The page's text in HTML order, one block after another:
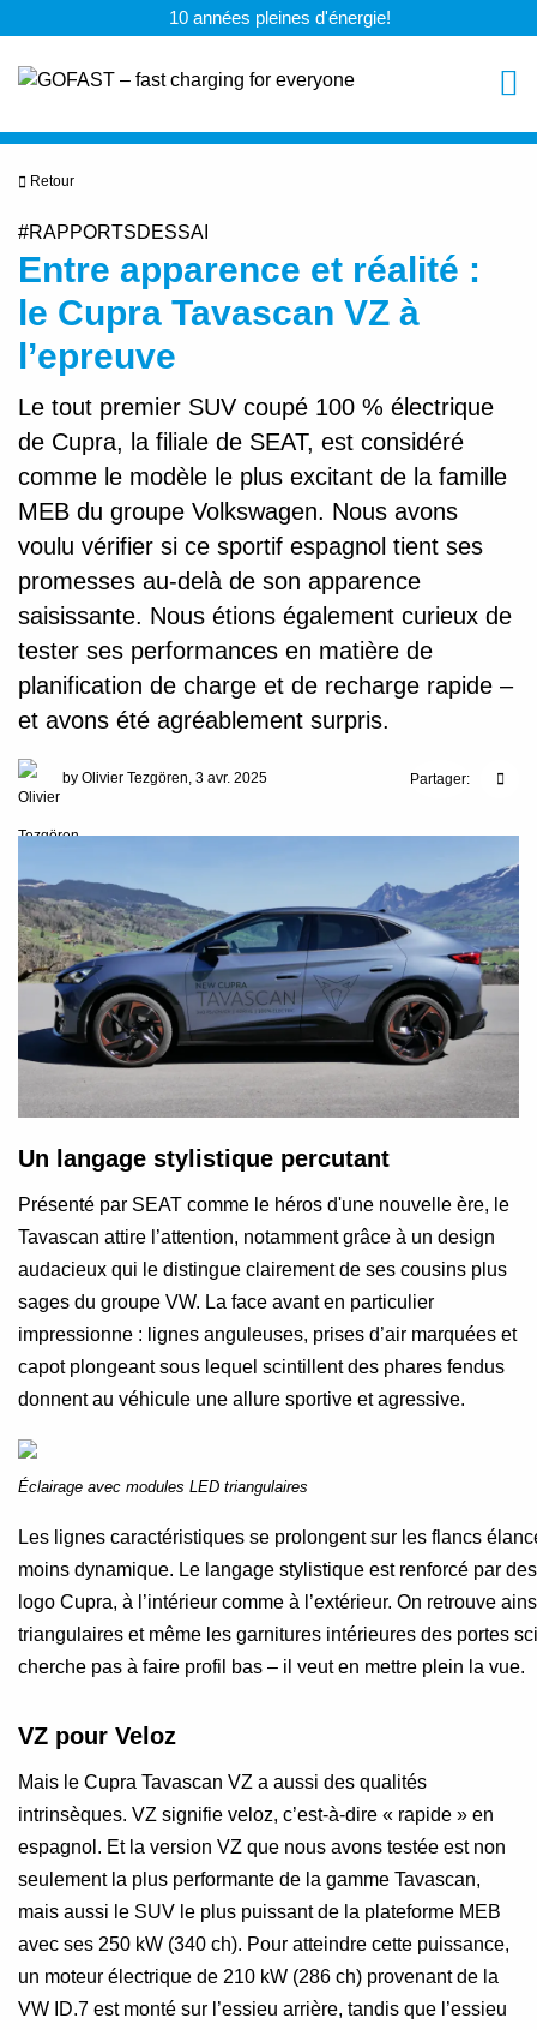
10 années pleines d'énergie!
Retour
#RAPPORTSDESSAI
Entre apparence et réalité :
le Cupra Tavascan VZ à
l’epreuve
Le tout premier SUV coupé 100 % électrique
de Cupra, la filiale de SEAT, est considéré
comme le modèle le plus excitant de la famille
MEB du groupe Volkswagen. Nous avons
voulu vérifier si ce sportif espagnol tient ses
promesses au-delà de son apparence
saisissante. Nous étions également curieux de
tester ses performances en matière de
planification de charge et de recharge rapide –
et avons été agréablement surpris.
by Olivier Tezgören, 3 avr. 2025 Partager:
Un langage stylistique percutant
Présenté par SEAT comme le héros d'une nouvelle ère, le
Tavascan attire l’attention, notamment grâce à un design
audacieux qui le distingue clairement de ses cousins plus
sages du groupe VW. La face avant en particulier
impressionne : lignes anguleuses, prises d’air marquées et
capot plongeant sous lequel scintillent des phares fendus
donnent au véhicule une allure sportive et agressive.
Éclairage avec modules LED triangulaires
Les lignes caractéristiques se prolongent sur les flancs
moins dynamique. Le langage stylistique est renforcé par
logo Cupra, à l’intérieur comme à l’extérieur. On retrouve
triangulaires et même les garnitures intérieures des portes
cherche pas à faire profil bas – il veut en mettre plein la vue.
VZ pour Veloz
Mais le Cupra Tavascan VZ a aussi des qualités
intrinsèques. VZ signifie veloz, c’est-à-dire « rapide » en
espagnol. Et la version VZ que nous avons testée est non
seulement la plus performante de la gamme Tavascan,
mais aussi le SUV le plus puissant de la plateforme MEB
avec ses 250 kW (340 ch). Pour atteindre cette puissance,
un moteur électrique de 210 kW (286 ch) provenant de la
VW ID.7 est monté sur l’essieu arrière, tandis que l’essieu